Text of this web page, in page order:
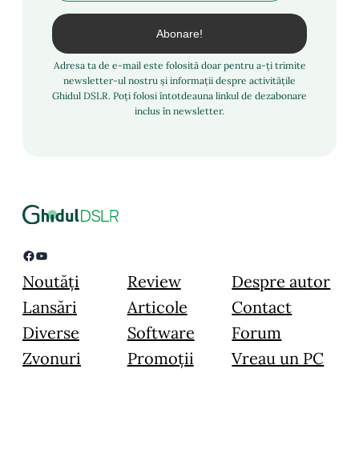
Adresa ta de e-mail este folosită doar pentru a-ți trimite
newsletter-ul nostru și informații despre activitățile
Ghidul DSLR. Poți folosi întotdeauna linkul de dezabonare
inclus în newsletter.
Facebook YouTube
Noutăți
Lansări
Diverse
Zvonuri
Review
Articole
Software
Promoții
Despre autor
Contact
Forum
Vreau un PC